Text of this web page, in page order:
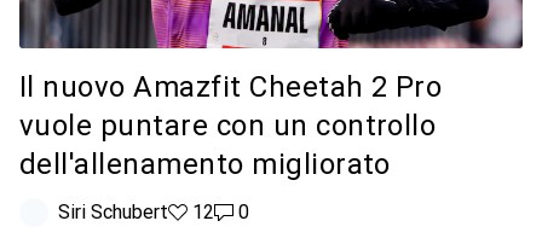
Il nuovo Amazfit Cheetah 2 Pro
vuole puntare con un controllo
dell'allenamento migliorato
Siri Schubert12 like
120 commenti
0